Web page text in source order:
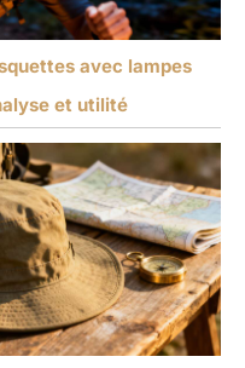
avec lampes
et utilité